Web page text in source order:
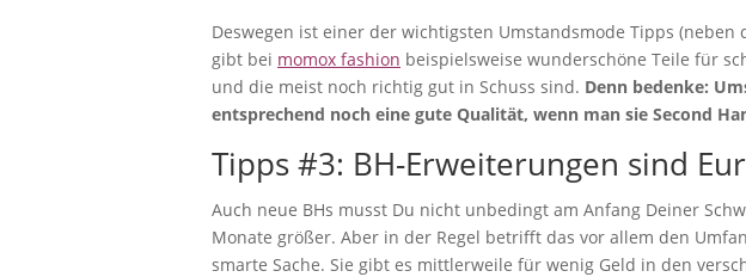
Deswegen ist einer der wichtigsten Umstandsmode Tipps (neben
gibt bei momox fashion beispielsweise wunderschöne Teile für
und die meist noch richtig gut in Schuss sind. Denn bedenke:
entsprechend noch eine gute Qualität, wenn man sie Second
Tipps #3: BH-Erweiterungen sind
Auch neue BHs musst Du nicht unbedingt am Anfang Deiner
Monate größer. Aber in der Regel betrifft das vor allem den
smarte Sache. Sie gibt es mittlerweile für wenig Geld in den